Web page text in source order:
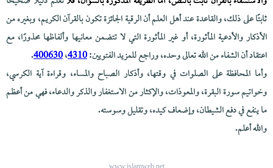
ثابتًا على ذلك، والقاعدة عند أهل العلم أن الرقية الجائزة تكون بالقرآن الكريم، وبغيره من
الأذكار والأدعية المأثورة، أو غير المأثورة التي لا تتضمن معانيها وألفاظها محذورًا، مع
اعتقاد أن الشفاء من الله تعالى وحده، وراجع للمزيد الفتويين:4310،400630
.
وأما المحافظة على الصلوات في وقتها، وأذكار الصباح والمساء، وقراءة آية الكرسي،
وخواتيم سورة البقرة، والمعوذات، والإكثار من الاستغفار والذكر والدعاء، فهي من أعظم
ما ينفع في دفع الشيطان، وإضعاف كيده، وتقليل وسوسته.
والله أعلم.
www.islamweb.net